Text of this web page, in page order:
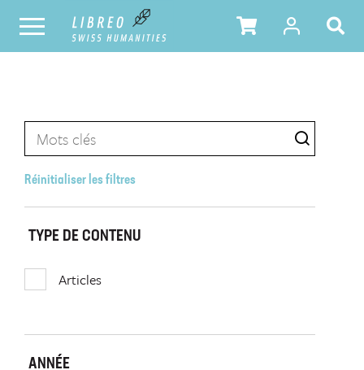
Réinitialiser les filtres
TYPE DE CONTENU
Articles
ANNÉE